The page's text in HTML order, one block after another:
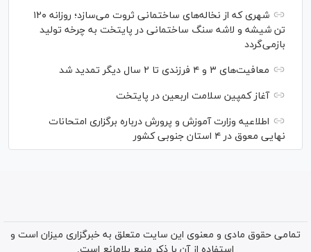
شهری که از نخاله‌های ساختمانی ثروت می‌سازد؛ روزانه ۱۲۰
تن شیشه و لاشه سنگ ساختمانی در پایتخت به چرخه تولید
بازمی‌گردد
معافیت‌های ۳ و ۴ فرزندی تا ۲ سال دیگر تمدید شد
آغاز کمپین سلامت اربعین در پایتخت
اطلاعیه وزارت آموزش و پرورش درباره برگزاری امتحانات
نهایی معوق در ۴ استان جنوبی کشور
تمامی حقوق مادی و معنوی این سایت متعلق به خبرگزاری میزان است و
استفاده از آن با ذکر منبع بلامانع است.